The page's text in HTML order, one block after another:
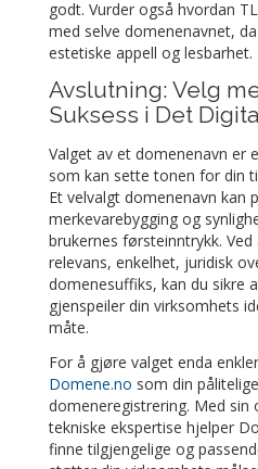
godt. Vurder også hvordan
med selve domenenavnet,
estetiske appell og lesbarhet.
Avslutning: Velg
Suksess i Det
Valget av et domenenavn er
som kan sette tonen for din
Et velvalgt domenenavn kan
merkevarebygging og
brukernes førsteinntrykk.
relevans, enkelhet, juridisk
domenesuffiks, kan du sikre
gjenspeiler din virksomhets
måte.
For å gjøre valget enda
Domene.no som din
domeneregistrering. Med
tekniske ekspertise hjelper
finne tilgjengelige og